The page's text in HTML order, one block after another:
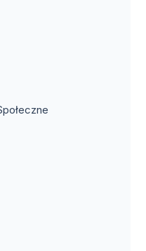
w nowym oknie)